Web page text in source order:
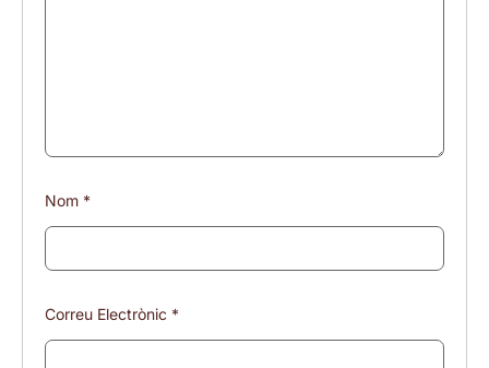
Nom *
Correu Electrònic *